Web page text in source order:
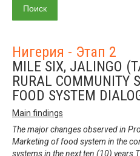
Нигерия - Этап 2
MILE SIX, JALINGO
RURAL COMMUNITY
FOOD SYSTEM
Main findings
The major changes observed in
Marketing of food system in the
systems in the next ten (10) years